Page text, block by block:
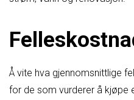
Å vite hva gjennomsnittlige
for de som vurderer å kjøpe